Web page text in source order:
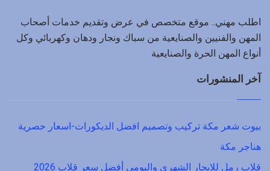
اطلب مهني.. موقع متخصص في عرض وتقديم خدمات أصحاب
المهن والفنيين والصنايعية من سباك ونجار ودهان وكهربائي وكل
أنواع المهن الحرة والصنايعية
آخر المنشورات
بيوت شعر مكة تركيب وتصميم افضل الديكورات-اسعار حصرية
هناجر مكة
قلاب رمل للايجار الشهري واليومي أفضل سعر قلاب 2026